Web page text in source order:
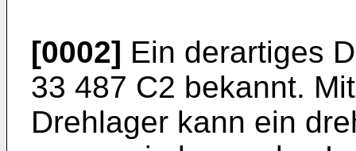
[0002] Ein derartiges
33 487 C2 bekannt.
Drehlager kann ein